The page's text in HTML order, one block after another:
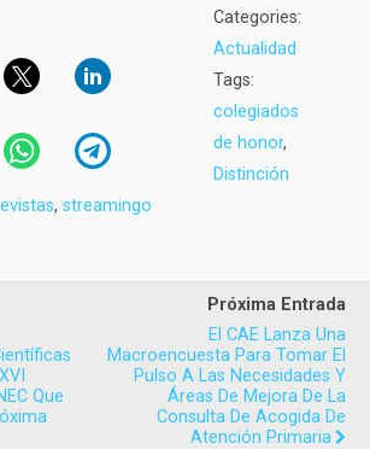
Categories:
Actualidad
Tags:
colegiados
de honor,
Distinción
, streamingo
Que
Próxima Entrada
El CAE Lanza Una
Macroencuesta Para Tomar El
Pulso A Las Necesidades Y
Áreas De Mejora De La
Consulta De Acogida De
Atención Primaria